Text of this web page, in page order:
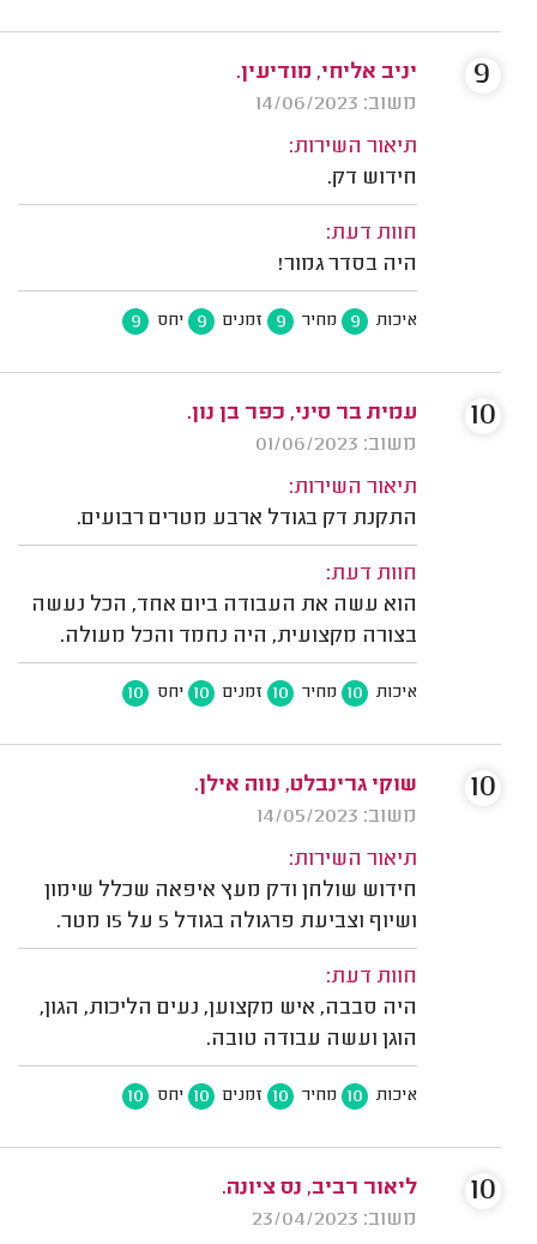
יניב אליחי, מודיעין.
משוב: 14/06/2023
תיאור השירות:
חידוש דק.
חוות דעת:
היה בסדר גמור!
איכות 9 מחיר 9 זמנים 9 יחס 9
9
עמית בר סיני, כפר בן נון.
משוב: 01/06/2023
תיאור השירות:
התקנת דק בגודל ארבע מטרים רבועים.
חוות דעת:
הוא עשה את העבודה ביום אחד, הכל נעשה
בצורה מקצועית, היה נחמד והכל מעולה.
איכות 10 מחיר 10 זמנים 10 יחס 10
10
שוקי גרינבלט, נווה אילן.
משוב: 14/05/2023
תיאור השירות:
חידוש שולחן ודק מעץ איפאה שכלל שימון
ושיוף וצביעת פרגולה בגודל 5 על 15 מטר.
חוות דעת:
היה סבבה, איש מקצוען, נעים הליכות, הגון,
הוגן ועשה עבודה טובה.
איכות 10 מחיר 10 זמנים 10 יחס 10
10
ליאור רביב, נס ציונה.
משוב: 23/04/2023
10